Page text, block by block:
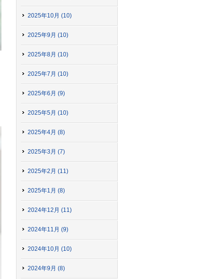
2025年10月 (10)
2025年9月 (10)
2025年8月 (10)
2025年7月 (10)
2025年6月 (9)
2025年5月 (10)
2025年4月 (8)
2025年3月 (7)
2025年2月 (11)
2025年1月 (8)
2024年12月 (11)
2024年11月 (9)
2024年10月 (10)
2024年9月 (8)